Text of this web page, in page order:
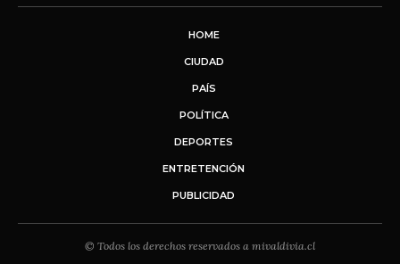
HOME
CIUDAD
PAÍS
POLÍTICA
DEPORTES
ENTRETENCIÓN
PUBLICIDAD
© Todos los derechos reservados a mivaldivia.cl